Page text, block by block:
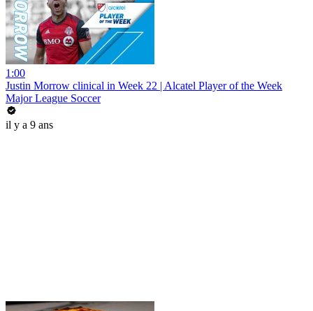
1:00
Justin Morrow clinical in Week 22 | Alcatel Player of the Week
Major League Soccer
il y a 9 ans